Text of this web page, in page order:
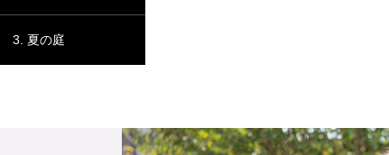
3. 夏の庭